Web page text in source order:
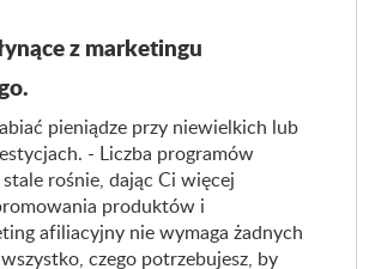
z marketingu
pieniądze przy niewielkich lub
- Liczba programów
rośnie, dając Ci więcej
produktów i
afiliacyjny nie wymaga żadnych
czego potrzebujesz, by